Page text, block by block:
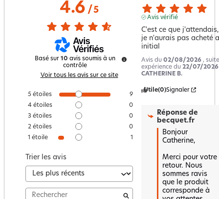
4.6/ 5
Basé sur 10 avis soumis à un
contrôle
Voir tous les avis sur ce site
5 étoiles
9
4 étoiles
0
3 étoiles
0
2 étoiles
0
1 étoile 1
Trier les avis
Avis vérifié
C'est ce que
je n'aurais pas acheté
initial
Avis du 02/08/2026 ,
expérience du 22/07/2026
CATHERINE B.
Utile(0)Signaler
Réponse de
becquet.fr
Bonjour
Catherine,
Merci pour votre
retour. Nous
sommes ravis
que le produit
corresponde à